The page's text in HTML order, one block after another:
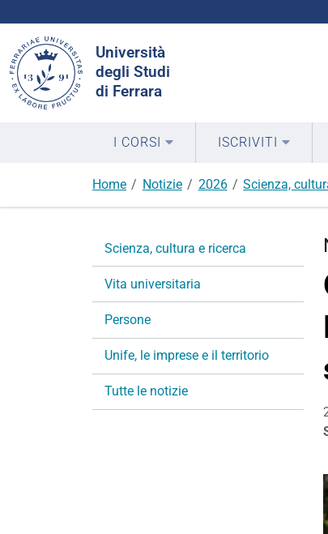
Università
degli Studi
di Ferrara
nel
sito
I CORSI ISCRIVITI
Home Notizie 2026 Scienza,
i
a
i
n
Scienza, cultura e ricerca
Vita universitaria
Persone
Unife, le imprese e il territorio
Tutte le notizie